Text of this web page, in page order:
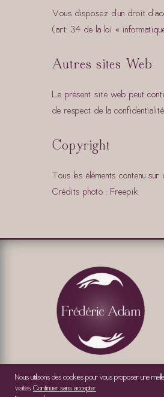
Vous disposez d’un droit
(art. 34 de la loi «
Autres sites Web
Le présent site web peut
de respect de la
Copyright
Tous les éléments contenu
Crédits photo :Freepik
Nous utilisons des cookies pour vous proposer une
visites. Continuer sans accepter